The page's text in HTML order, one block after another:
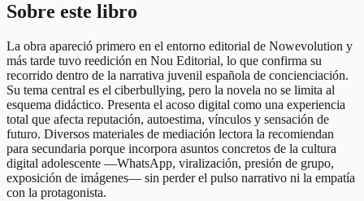
Sobre este libro
La obra apareció primero en el entorno editorial de Nowevolution y
más tarde tuvo reedición en Nou Editorial, lo que confirma su
recorrido dentro de la narrativa juvenil española de concienciación.
Su tema central es el ciberbullying, pero la novela no se limita al
esquema didáctico. Presenta el acoso digital como una experiencia
total que afecta reputación, autoestima, vínculos y sensación de
futuro. Diversos materiales de mediación lectora la recomiendan
para secundaria porque incorpora asuntos concretos de la cultura
digital adolescente —WhatsApp, viralización, presión de grupo,
exposición de imágenes— sin perder el pulso narrativo ni la empatía
con la protagonista.